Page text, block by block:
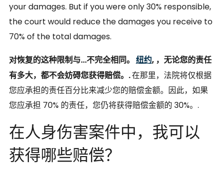
your damages. But if you were only 30% responsible,
the court would reduce the damages you receive to
70% of the total damages.
对恢复的这种限制与...不完全相同。 纽约, ，无论您的责任
有多大，都不会妨碍您获得赔偿。.在那里，法院将仅根据
您应承担的责任百分比来减少您的赔偿金额。因此，如果
您应承担 70% 的责任，您仍将获得赔偿金额的 30%。.
在人身伤害案件中，我可以
获得哪些赔偿？